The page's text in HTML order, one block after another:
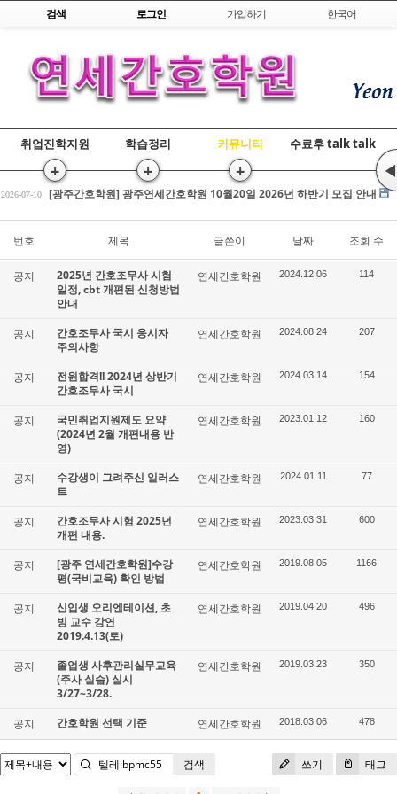
Skip to content
검색 로그인 가입하기 한국어
취업진학지원
+
학습정리
+
커뮤니티
+
수료후 talk talk
◀
2026-07-17 [광주간호학원] 간호조무사 국비교육 수강평 조회
2026-07-10 [광주간호학원] 광주연세간호학원 10월20일 2026년 하반기 모집 안내
2026-07-17 [광주간호학원] 간호조무사 국비교육 수강평 조회
2026-07-10 [광주간호학원] 광주연세간호학원 10월20일 2026년 하반기 모집 안내
2026-03-25 전원합격!! 2026년 상반기 간호조무사 국시
번호 제목 글쓴이 날짜 조회 수
공지
2025년 간호조무사 시험
일정, cbt 개편된 신청방법
안내
연세간호학원 2024.12.06 114
공지
간호조무사 국시 응시자
주의사항
연세간호학원 2024.08.24 207
공지
전원합격!! 2024년 상반기
간호조무사 국시
연세간호학원 2024.03.14 154
공지
국민취업지원제도 요약
(2024년 2월 개편내용 반
영)
연세간호학원 2023.01.12 160
공지
수강생이 그려주신 일러스
트
연세간호학원 2024.01.11 77
공지
간호조무사 시험 2025년
개편 내용.
연세간호학원 2023.03.31 600
공지
[광주 연세간호학원]수강
평(국비교육) 확인 방법
연세간호학원 2019.08.05 1166
공지
신입생 오리엔테이션, 초
빙 교수 강연
2019.4.13(토)
연세간호학원 2019.04.20 496
공지
졸업생 사후관리실무교육
(주사 실습) 실시
3/27~3/28.
연세간호학원 2019.03.23 350
공지 간호학원 선택 기준 연세간호학원 2018.03.06 478
쓰기 태그
검색